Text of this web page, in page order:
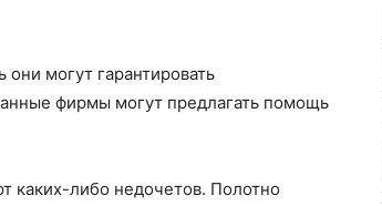
могут гарантировать
фирмы могут предлагать помощь
каких-либо недочетов. Полотно